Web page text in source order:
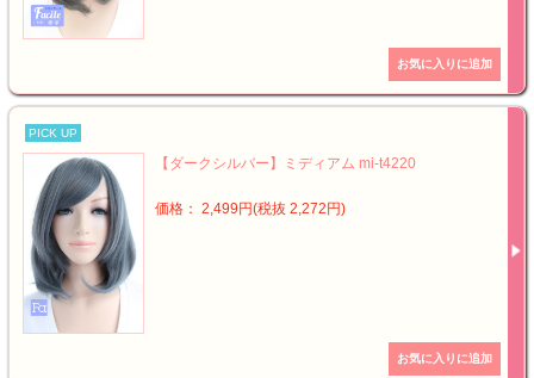
PICK UP
【ダークシルバー】ミディアム mi-t4220
価格： 2,499円(税抜 2,272円)